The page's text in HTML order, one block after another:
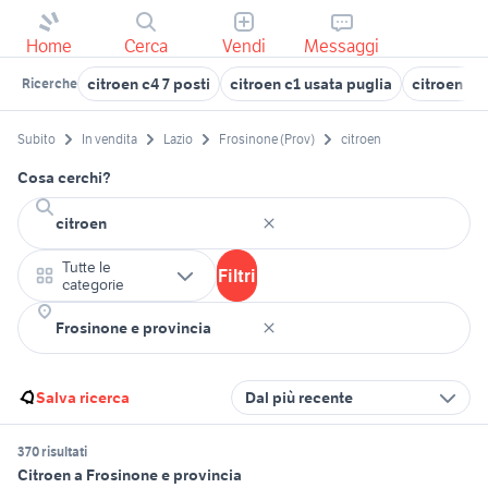
Home Cerca Vendi Messaggi
Ricerche citroen c4 7 posti citroen c1 usata puglia citroen c3
Subito In vendita Lazio Frosinone (Prov) citroen
Cosa cerchi?
Tutte le
categorie
Filtri
Salva ricerca Dal più recente
370 risultati
Citroen a Frosinone e provincia